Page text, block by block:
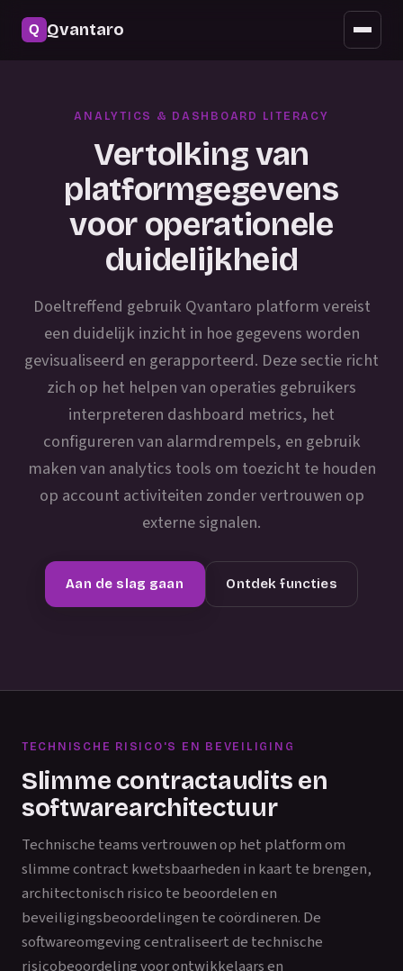
Qvantaro
Mobiele toegang
Veelgestelde vragen
ANALYTICS & DASHBOARD LITERACY
Vertolking van
platformgegevens
voor operationele
duidelijkheid
Doeltreffend gebruik Qvantaro platform vereist
een duidelijk inzicht in hoe gegevens worden
gevisualiseerd en gerapporteerd. Deze sectie richt
zich op het helpen van operaties gebruikers
interpreteren dashboard metrics, het
configureren van alarmdrempels, en gebruik
maken van analytics tools om toezicht te houden
op account activiteiten zonder vertrouwen op
externe signalen.
Aan de slag gaan Ontdek functies
TECHNISCHE RISICO'S EN BEVEILIGING
Slimme contractaudits en
softwarearchitectuur
Technische teams vertrouwen op het platform om
slimme contract kwetsbaarheden in kaart te brengen,
architectonisch risico te beoordelen en
beveiligingsbeoordelingen te coördineren. De
softwareomgeving centraliseert de technische